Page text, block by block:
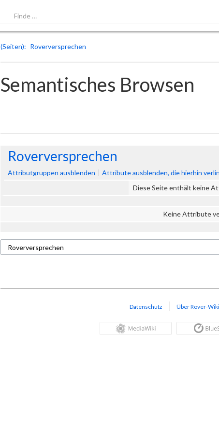
(Seiten) Roverversprechen
Semantisches Browsen
Roverversprechen
Attributgruppen ausblenden
Attribute ausblenden, die hierhin
Diese Seite enthält keine
Keine Attribute
Datenschutz Über Rover-Wiki